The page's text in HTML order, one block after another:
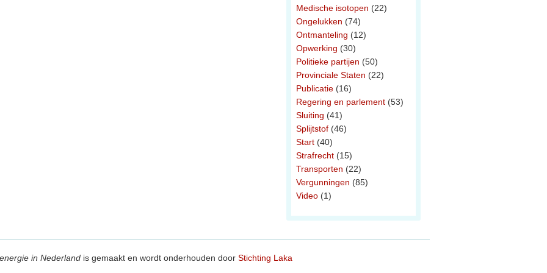
Medische isotopen (22)
Ongelukken (74)
Ontmanteling (12)
Opwerking (30)
Politieke partijen (50)
Provinciale Staten (22)
Publicatie (16)
Regering en parlement (53)
Sluiting (41)
Splijtstof (46)
Start (40)
Strafrecht (15)
Transporten (22)
Vergunningen (85)
Video (1)
in Nederland is gemaakt en wordt onderhouden door Stichting Laka